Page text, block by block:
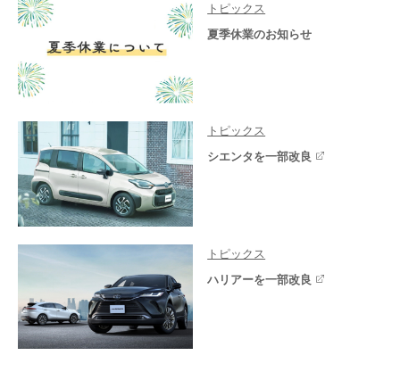
トピックス
夏季休業のお知らせ
トピックス
シエンタを一部改良
トピックス
ハリアーを一部改良